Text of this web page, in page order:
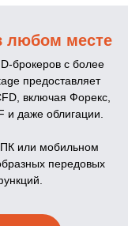
любом месте
брокеров с более
предоставляет
включая Форекс,
и даже облигации.
ПК или мобильном
передовых